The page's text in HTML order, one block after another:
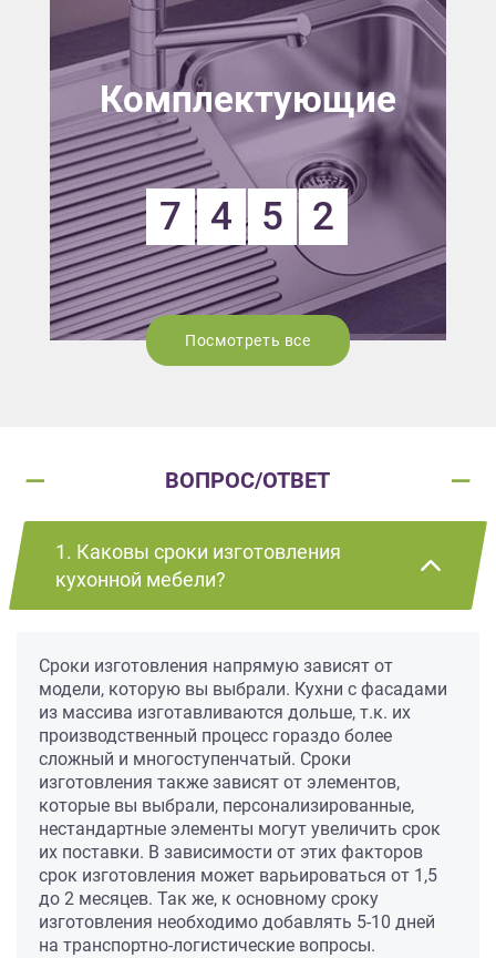
Комплектующие
7 4 5 2
Посмотреть все
ВОПРОС/ОТВЕТ
1. Каковы сроки изготовления
кухонной мебели?
Сроки изготовления напрямую зависят от
модели, которую вы выбрали. Кухни с фасадами
из массива изготавливаются дольше, т.к. их
производственный процесс гораздо более
сложный и многоступенчатый. Сроки
изготовления также зависят от элементов,
которые вы выбрали, персонализированные,
нестандартные элементы могут увеличить срок
их поставки. В зависимости от этих факторов
срок изготовления может варьироваться от 1,5
до 2 месяцев. Так же, к основному сроку
изготовления необходимо добавлять 5-10 дней
на транспортно-логистические вопросы.